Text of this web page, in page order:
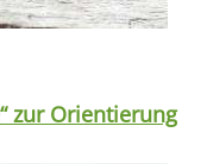
zur Orientierung